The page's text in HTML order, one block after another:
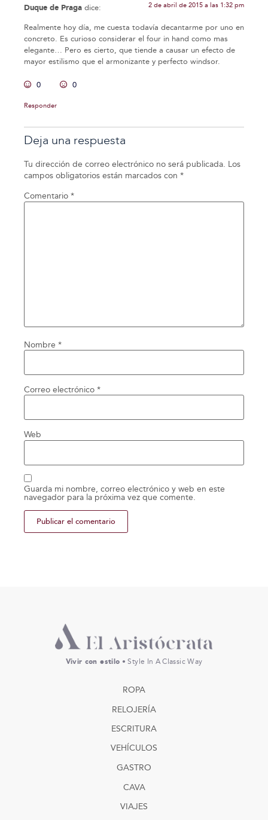
Duque de Praga dice: 2 de abril de 2015 a las 1:32 pm
Realmente hoy día, me cuesta todavía decantarme por uno en
concreto. Es curioso considerar el four in hand como mas
elegante… Pero es cierto, que tiende a causar un efecto de
mayor estilismo que el armonizante y perfecto windsor.
0 0
Responder
Deja una respuesta
Tu dirección de correo electrónico no será publicada. Los
campos obligatorios están marcados con *
Comentario *
Nombre *
Correo electrónico *
Web
Guarda mi nombre, correo electrónico y web en este
navegador para la próxima vez que comente.
Vivir con estilo • Style In A Classic Way
ROPA
RELOJERÍA
ESCRITURA
VEHÍCULOS
GASTRO
CAVA
VIAJES